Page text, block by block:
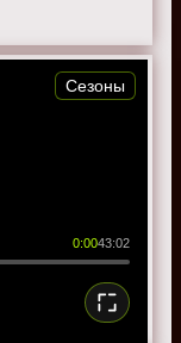
0:0043:02
Сезоны